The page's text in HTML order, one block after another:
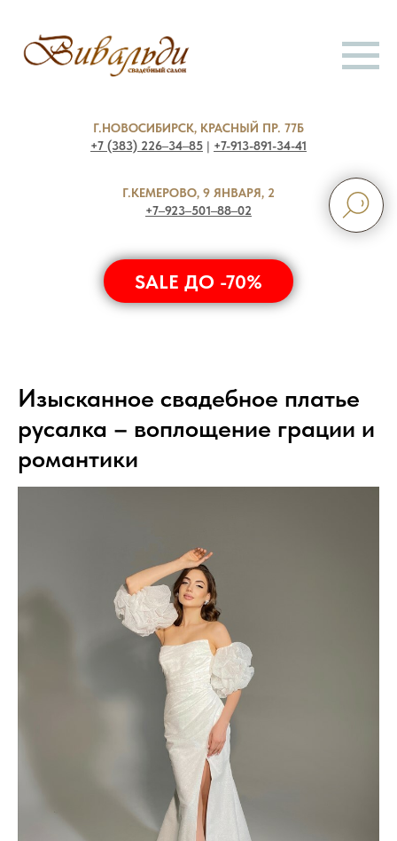
Г.НОВОСИБИРСК, КРАСНЫЙ ПР. 77Б
+7 (383) 226‒34‒85 | +7-913-891-34-41
Г.КЕМЕРОВО, 9 ЯНВАРЯ, 2
+7‒923‒501‒88‒02
SALE ДО -70%
Изысканное свадебное платье
русалка – воплощение грации и
романтики